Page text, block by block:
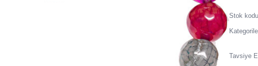
Stok
Tavsiye